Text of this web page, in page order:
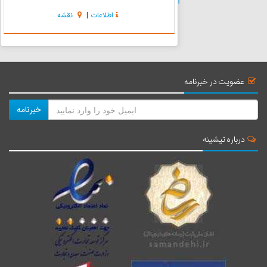
معاصرین حضرت امام موسى کاظم (ع) بوده است
که همزمان با طغیان خلفاى ع...
اطلاعات | نقشه
عضویت در خبرنامه
خبرنامه
درباره تیشینه